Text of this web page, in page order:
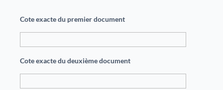
Cote exacte du premier document
Cote exacte du deuxième document